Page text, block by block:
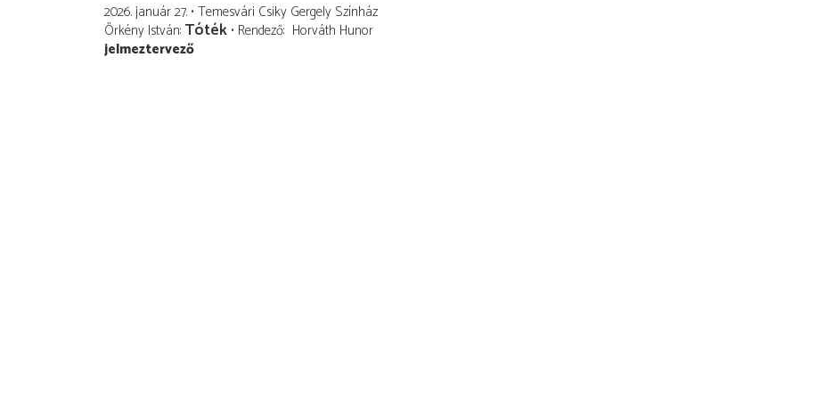
2026. január 27. Temesvári Csiky Gergely Színház
Örkény István Tóték Rendező Horváth Hunor
jelmeztervező